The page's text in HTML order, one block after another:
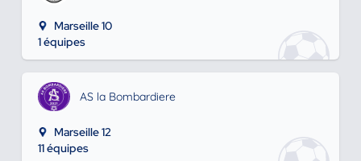
Marseille 10
1 équipes
AS la Bombardiere
Marseille 12
11 équipes